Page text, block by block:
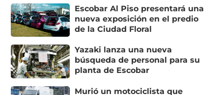
Escobar Al Piso presentará una
nueva exposición en el predio
de la Ciudad Floral
Yazaki lanza una nueva
búsqueda de personal para su
planta de Escobar
Murió un motociclista que